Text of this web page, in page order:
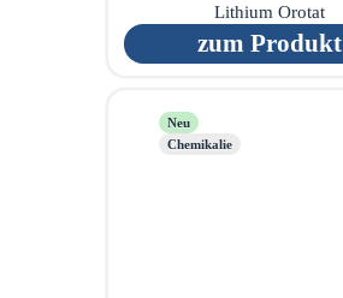
Lithium Orotat
zum Produkt
Neu
Chemikalie